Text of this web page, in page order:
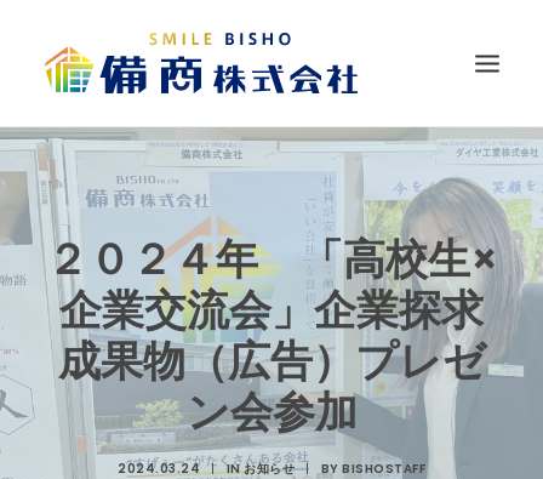
HOME
ニュース
会社情報
展開事業
経営方針
採用情報
２０２４年 「高校生×
企業交流会」企業探求
成果物（広告）プレゼ
ン会参加
2024.03.24 | INお知らせ | BY BISHOSTAFF